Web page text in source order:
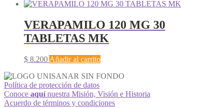
VERAPAMILO 120 MG 30
TABLETAS MK
$ 8.200 Añadir al carrito
Política de protección de datos
Conoce aquínuestra Misión, Visión e Historia
Acuerdo de términos y condiciones